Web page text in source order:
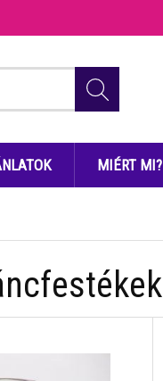
MIÉRT MI?